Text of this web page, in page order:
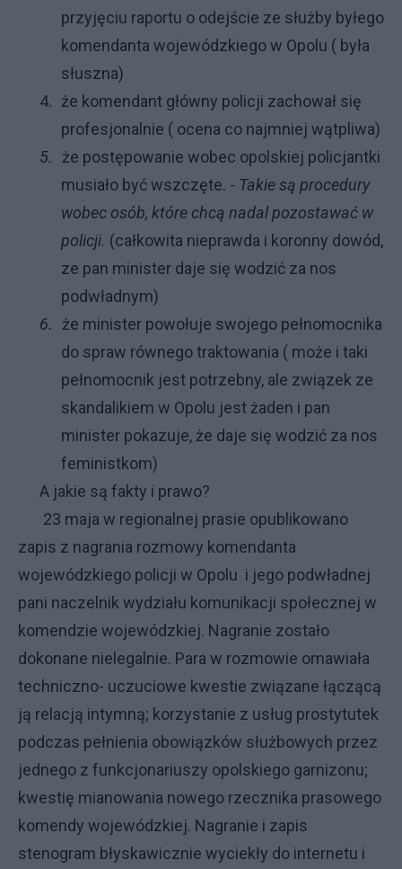
przyjęciu raportu o odejście ze służby byłego
komendanta wojewódzkiego w Opolu ( była
słuszna)
4. że komendant główny policji zachował się
profesjonalnie ( ocena co najmniej wątpliwa)
5.
że postępowanie wobec opolskiej policjantki
musiało być wszczęte. - Takie są procedury
wobec osób, które chcą nadal pozostawać w
policji. (całkowita nieprawda i koronny dowód,
ze pan minister daje się wodzić za nos
podwładnym)
6.
że minister powołuje swojego pełnomocnika
do spraw równego traktowania ( może i taki
pełnomocnik jest potrzebny, ale związek ze
skandalikiem w Opolu jest żaden i pan
minister pokazuje, że daje się wodzić za nos
feministkom)
A jakie są fakty i prawo?
23 maja w regionalnej prasie opublikowano
zapis z nagrania rozmowy komendanta
wojewódzkiego policji w Opolu i jego podwładnej
pani naczelnik wydziału komunikacji społecznej w
komendzie wojewódzkiej. Nagranie zostało
dokonane nielegalnie. Para w rozmowie omawiała
techniczno- uczuciowe kwestie związane łączącą
ją relacją intymną; korzystanie z usług prostytutek
podczas pełnienia obowiązków służbowych przez
jednego z funkcjonariuszy opolskiego garnizonu;
kwestię mianowania nowego rzecznika prasowego
komendy wojewódzkiej. Nagranie i zapis
stenogram błyskawicznie wyciekły do internetu i